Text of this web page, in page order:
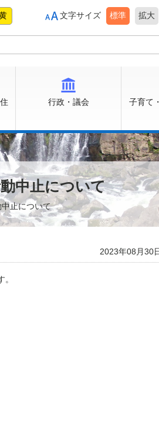
文字サイズ 標準 拡大
行政・議会
子育て
中止について
止について
2023年08月30